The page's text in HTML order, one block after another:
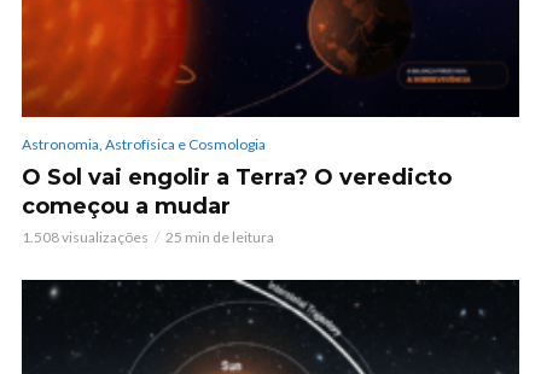
Astronomia, Astrofísica e Cosmologia
O Sol vai engolir a Terra? O veredicto
começou a mudar
1.508 visualizações 25 min de leitura